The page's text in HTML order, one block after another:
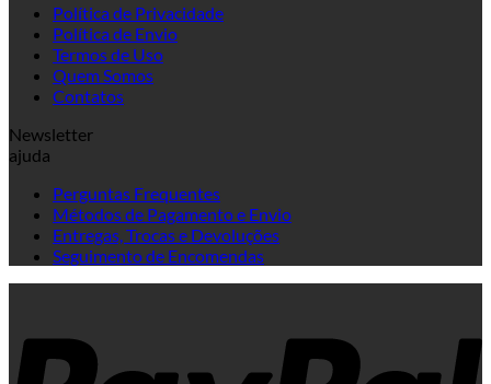
Política de Privacidade
Política de Envio
Termos de Uso
Quem Somos
Contatos
Newsletter
ajuda
Perguntas Frequentes
Métodos de Pagamento e Envio
Entregas, Trocas e Devoluções
Seguimento de Encomendas